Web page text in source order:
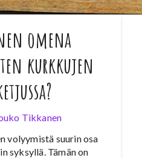
omena
kurkkujen
Tikkanen
volyymistä suurin osa
syksyllä. Tämän on